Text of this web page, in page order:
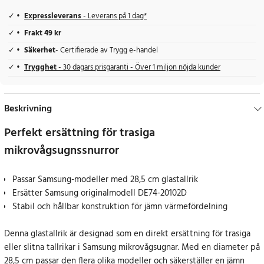
Expressleverans- Leverans på 1 dag*
Frakt 49 kr
Säkerhet- Certifierade av Trygg e-handel
Trygghet- 30 dagars prisgaranti - Över 1 miljon nöjda kunder
Beskrivning
Perfekt ersättning för trasiga
mikrovågsugnssnurror
Passar Samsung-modeller med 28,5 cm glastallrik
Ersätter Samsung originalmodell DE74-20102D
Stabil och hållbar konstruktion för jämn värmefördelning
Denna glastallrik är designad som en direkt ersättning för trasiga
eller slitna tallrikar i Samsung mikrovågsugnar. Med en diameter på
28,5 cm passar den flera olika modeller och säkerställer en jämn